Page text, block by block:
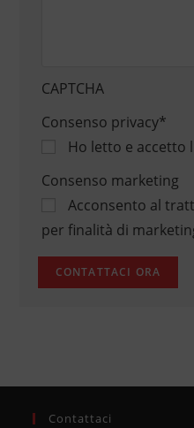
CAPTCHA
Consenso privacy*
Ho letto e accetto
Consenso marketing
Acconsento al
per finalità di
Contattaci